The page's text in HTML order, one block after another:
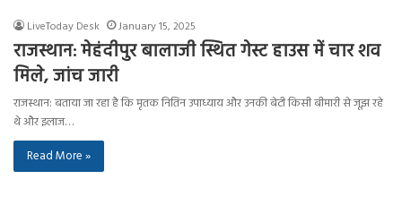
LiveToday Desk January 15, 2025
राजस्थान: मेहंदीपुर बालाजी स्थित गेस्ट हाउस में चार शव
मिले, जांच जारी
राजस्थान: बताया जा रहा है कि मृतक नितिन उपाध्याय और उनकी बेटी किसी बीमारी से जूझ रहे
थे और इलाज…
Read More »